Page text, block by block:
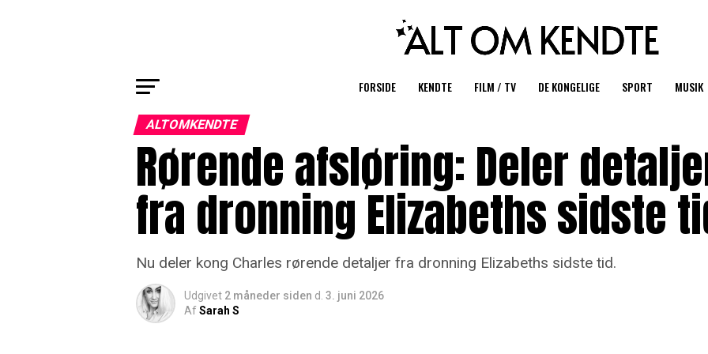
FORSIDE KENDTE FILM / TV DE KONGELIGE SPORT MUSIK
ALTOMKENDTE
Rørende afsløring: Deler
fra dronning Elizabeths sidste
Nu deler kong Charles rørende detaljer fra dronning Elizabeths sidste tid.
Udgivet 2 måneder siden d. 3. juni 2026
AfSarah S